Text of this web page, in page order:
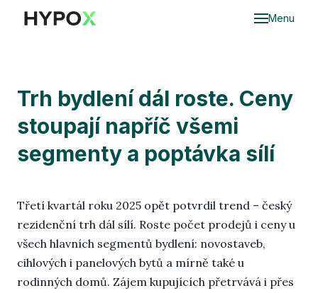
Menu
Trh bydlení dál roste. Ceny
stoupají napříč všemi
segmenty a poptávka sílí
Třetí kvartál roku 2025 opět potvrdil trend – český
rezidenční trh dál sílí. Roste počet prodejů i ceny u
všech hlavních segmentů bydlení: novostaveb,
cihlových i panelových bytů a mírně také u
rodinných domů. Zájem kupujících přetrvává i přes